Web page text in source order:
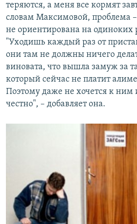
теряются, а меня все кормят
словам Максимовой, проблема –
не ориентирована на одиноких
"Уходишь каждый раз от
они там не должны ничего
виновата, что вышла замуж за
который сейчас не платит
Поэтому даже не хочется к ним
честно", – добавляет она.